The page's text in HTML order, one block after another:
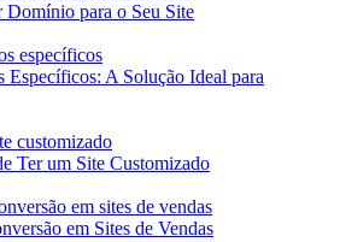
para o Seu Site
Específicos: A Solução Ideal para
Ter um Site Customizado
em Sites de Vendas